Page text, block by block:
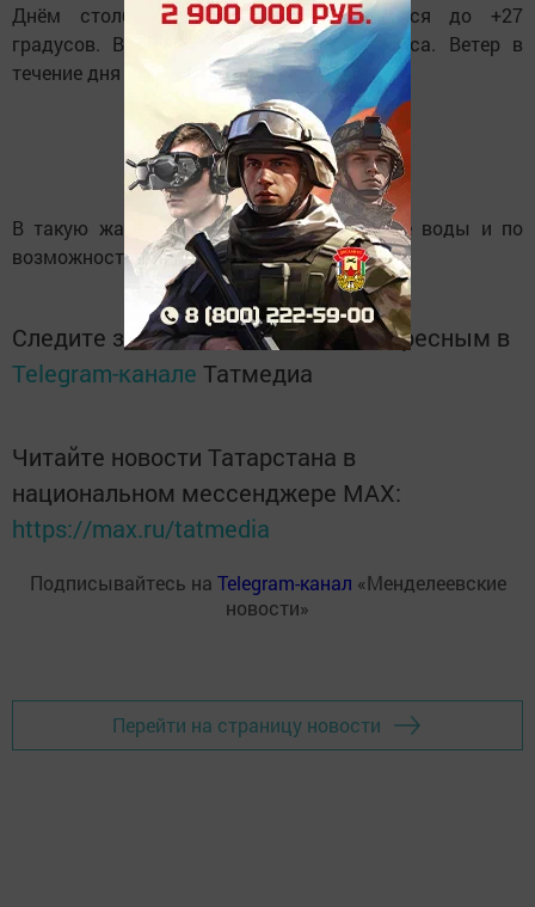
Днём столбики термометров поднимутся до +27
градусов. Вечером ожидается +23 градуса. Ветер в
течение дня умеренный.
В такую жару не забывайте пить больше воды и по
возможности оставайтесь в тени.
Следите за самым важным и интересным в
Telegram-канале Татмедиа
Читайте новости Татарстана в
национальном мессенджере MАХ:
https://max.ru/tatmedia
Подписывайтесь на Telegram-канал «Менделеевские
новости»
Перейти на страницу новости